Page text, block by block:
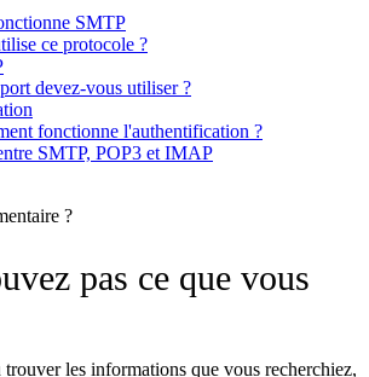
SMTP
ce protocole ?
devez-vous utiliser ?
fonctionne l'authentification ?
SMTP, POP3 et IMAP
?
pas ce que vous
trouver les informations que vous recherchiez,